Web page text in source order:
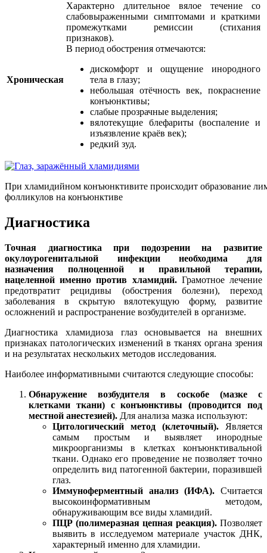
Хроническая
Характерно длительное вялое течение со
слабовыраженными симптомами и краткими
промежутками ремиссии (стихания
признаков).
В период обострения отмечаются:
дискомфорт и ощущение инородного
тела в глазу;
небольшая отёчность век, покраснение
конъюнктивы;
слабые прозрачные выделения;
вялотекущие блефариты (воспаление и
изъязвление краёв век);
редкий зуд.
При хламидийном конъюнктивите происходит образование
фолликулов на конъюнктиве
Диагностика
Точная диагностика при подозрении на развитие
окулоурогенитальной инфекции необходима для
назначения полноценной и правильной терапии,
нацеленной именно против хламидий.Грамотное лечение
предотвратит рецидивы (обострения болезни), переход
заболевания в скрытую вялотекущую форму, развитие
осложнений и распространение возбудителей в организме.
Диагностика хламидиоза глаз основывается на внешних
признаках патологических изменений в тканях органа зрения
и на результатах нескольких методов исследования.
Наиболее информативными считаются следующие способы:
Обнаружение возбудителя в соскобе (мазке с
клетками ткани) с конъюнктивы (проводится под
местной анестезией). Для анализа мазка используют:
Цитологический метод (клеточный). Является
самым простым и выявляет инородные
микроорганизмы в клетках конъюнктивальной
ткани. Однако его проведение не позволяет точно
определить вид патогенной бактерии, поразившей
глаз.
Иммуноферментный анализ (ИФА). Считается
высокоинформативным методом,
обнаруживающим все виды хламидий.
ПЦР (полимеразная цепная реакция). Позволяет
выявить в исследуемом материале участок ДНК,
характерный именно для хламидии.